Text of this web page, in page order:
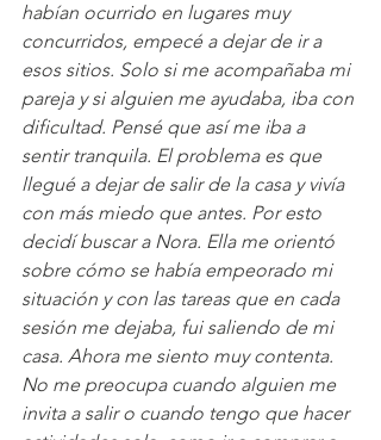
habían ocurrido en lugares muy
concurridos, empecé a dejar de ir a
esos sitios. Solo si me acompañaba mi
pareja y si alguien me ayudaba, iba con
dificultad. Pensé que así me iba a
sentir tranquila. El problema es que
llegué a dejar de salir de la casa y vivía
con más miedo que antes. Por esto
decidí buscar a Nora. Ella me orientó
sobre cómo se había empeorado mi
situación y con las tareas que en cada
sesión me dejaba, fui saliendo de mi
casa. Ahora me siento muy contenta.
No me preocupa cuando alguien me
invita a salir o cuando tengo que hacer